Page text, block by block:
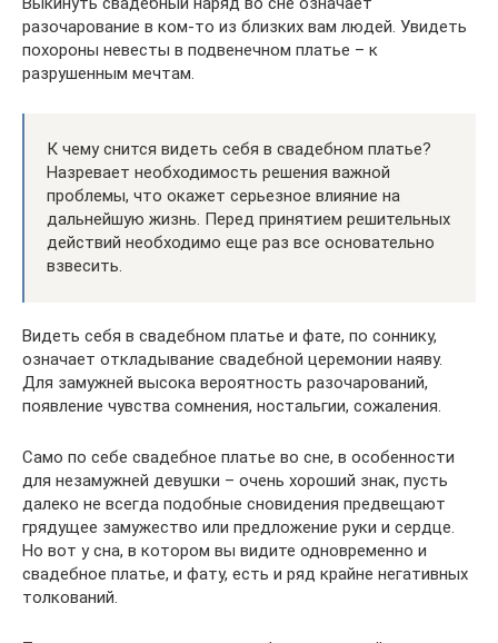
разочарование в ком-то из близких вам людей. Увидеть
похороны невесты в подвенечном платье – к
разрушенным мечтам.
К чему снится видеть себя в свадебном платье?
Назревает необходимость решения важной
проблемы, что окажет серьезное влияние на
дальнейшую жизнь. Перед принятием решительных
действий необходимо еще раз все основательно
взвесить.
Видеть себя в свадебном платье и фате, по соннику,
означает откладывание свадебной церемонии наяву.
Для замужней высока вероятность разочарований,
появление чувства сомнения, ностальгии, сожаления.
Само по себе свадебное платье во сне, в особенности
для незамужней девушки – очень хороший знак, пусть
далеко не всегда подобные сновидения предвещают
грядущее замужество или предложение руки и сердце.
Но вот у сна, в котором вы видите одновременно и
свадебное платье, и фату, есть и ряд крайне негативных
толкований.